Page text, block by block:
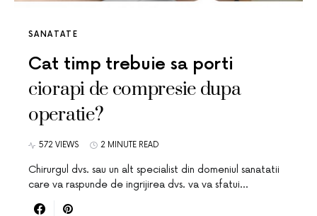
SANATATE
Cat timp trebuie sa porti
ciorapi de compresie dupa
operatie?
572 VIEWS 2 MINUTE READ
Chirurgul dvs. sau un alt specialist din domeniul sanatatii
care va raspunde de ingrijirea dvs. va va sfatui…